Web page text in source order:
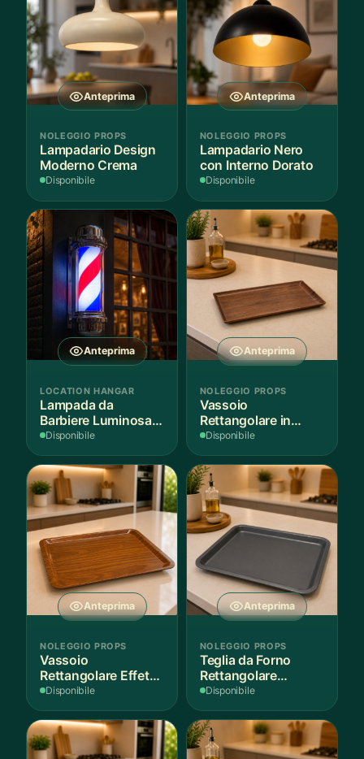
Anteprima
NOLEGGIO PROPS
Lampadario Design
Moderno Crema
Disponibile
Anteprima
NOLEGGIO PROPS
Lampadario Nero
con Interno Dorato
Disponibile
Anteprima
LOCATION HANGAR
Lampada da
Barbiere Luminosa
Rotante
Disponibile
Anteprima
NOLEGGIO PROPS
Vassoio
Rettangolare in
Legno Scuro
Disponibile
Anteprima
NOLEGGIO PROPS
Vassoio
Rettangolare Effetto
Legno
Disponibile
Anteprima
NOLEGGIO PROPS
Teglia da Forno
Rettangolare
Antiaderente
Disponibile